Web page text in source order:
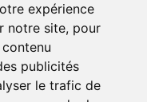
expérience
notre site, pour
publicités
le trafic de
sécurisé